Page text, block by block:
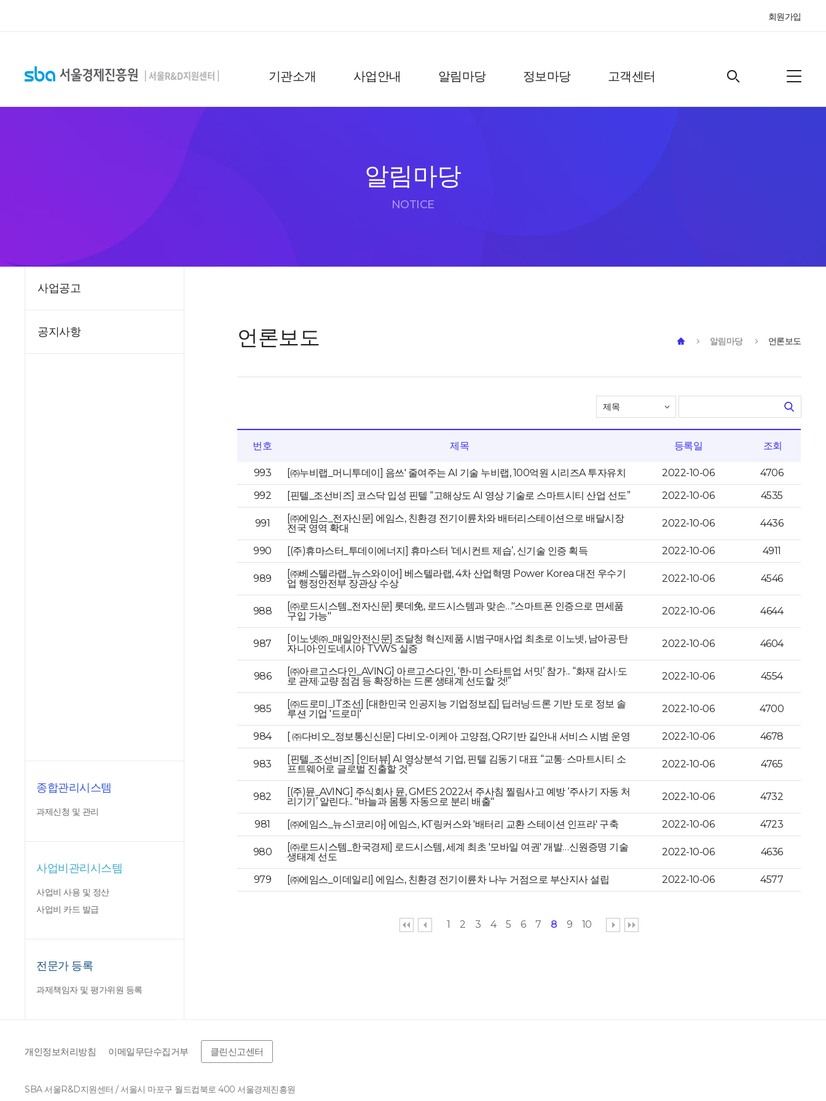
회원가입
기관소개 사업안내 알림마당 정보마당 고객센터
알림마당
NOTICE
사업공고
공지사항
종합관리시스템
과제신청 및 관리
사업비관리시스템
사업비 사용 및 정산
사업비 카드 발급
전문가 등록
과제책임자 및 평가위원 등록
언론보도 알림마당 언론보도
번호 제목 등록일 조회
993 [㈜누비랩_머니투데이] 음쓰' 줄여주는 AI 기술 누비랩, 100억원 시리즈A 투자유치 2022-10-06
4706
992
[핀텔_조선비즈] 코스닥 입성 핀텔 “고해상도 AI 영상 기술로 스마트시티 산업 선도” 2022-10-06 4535
991
[㈜에임스_전자신문] 에임스, 친환경 전기이륜차와 배터리스테이션으로 배달시장
전국 영역 확대
2022-10-06 4436
990 [(주)휴마스터_투데이에너지] 휴마스터 ‘데시컨트 제습’, 신기술 인증 획득 2022-10-06 4911
989
[㈜베스텔라랩_뉴스와이어] 베스텔라랩, 4차 산업혁명 Power Korea 대전 우수기
업 행정안전부 장관상 수상
2022-10-06 4546
988
[㈜로드시스템_전자신문] 롯데免, 로드시스템과 맞손…"스마트폰 인증으로 면세품
구입 가능"
2022-10-06 4644
987
[이노넷㈜_매일안전신문] 조달청 혁신제품 시범구매사업 최초로 이노넷, 남아공·탄
자니아·인도네시아 TVWS 실증
2022-10-06 4604
986
[㈜아르고스다인_AVING] 아르고스다인, ‘한-미 스타트업 서밋’ 참가... “화재 감시·도
로 관제·교량 점검 등 확장하는 드론 생태계 선도할 것!”
2022-10-06 4554
985
[㈜드로미_IT조선] [대한민국 인공지능 기업정보집] 딥러닝·드론 기반 도로 정보 솔
루션 기업 '드로미'
2022-10-06 4700
984 [ ㈜다비오_정보통신신문] 다비오-이케아 고양점, QR기반 길안내 서비스 시범 운영 2022-10-06 4678
983
[핀텔_조선비즈] [인터뷰] AI 영상분석 기업, 핀텔 김동기 대표 “교통· 스마트시티 소
프트웨어로 글로벌 진출할 것”
2022-10-06 4765
982
[(주)뮨_AVING] 주식회사 뮨, GMES 2022서 주사침 찔림사고 예방 ‘주사기 자동 처
리기기’ 알린다... "바늘과 몸통 자동으로 분리 배출"
2022-10-06 4732
981 [㈜에임스_뉴스1코리아] 에임스, KT링커스와 '배터리 교환 스테이션 인프라' 구축 2022-10-06 4723
980
[㈜로드시스템_한국경제] 로드시스템, 세계 최초 '모바일 여권' 개발…신원증명 기술
생태계 선도
2022-10-06 4636
979 [㈜에임스_이데일리] 에임스, 친환경 전기이륜차 나누 거점으로 부산지사 설립 2022-10-06 4577
1 2 3 4 5 6 7 8 9 10
개인정보처리방침 이메일무단수집거부 클린신고센터
SBA 서울R&D지원센터 / 서울시 마포구 월드컵북로 400 서울경제진흥원